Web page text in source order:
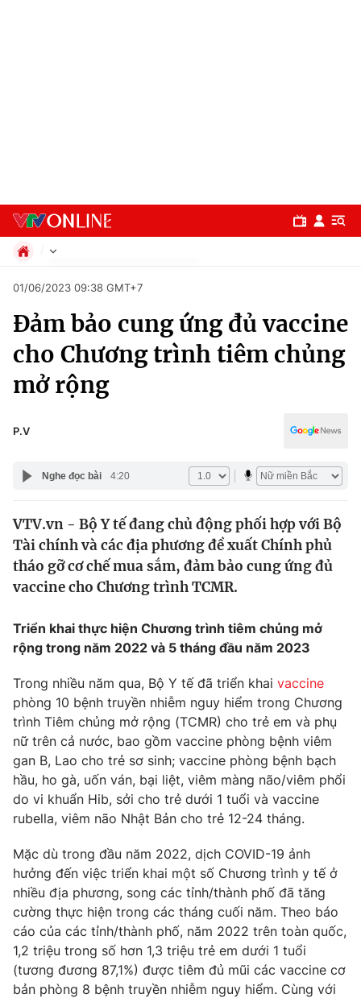
Chuyên mục
Chính trị
Thế giới
Tin tức
Thế giới đó đây
Câu chuyện quốc tế
Tài chính
Góc doanh nghiệp
Dữ liệu và đời sống
Truyền hình
Phim VTV
Hậu trường
Nhân vật
Khán giả
Giải sao mai
Giải trí
Điện ảnh
Âm nhạc
Đời sống
Du lịch
Làm đẹp
Chất lượng cuộc sống
Tuyển sinh
Học trực tuyến
Công nghệ
Hitech Công nghệ tương lai
Sản phẩm
Thị trường
Giao lưu trực tuyến
Lịch phát sóng
Xã hội
Pháp luật
Thể thao
Truyền hình
Văn hóa - Giải trí
Giáo dục
01/06/2023 09:38 GMT+7
Đảm bảo cung ứng đủ vaccine
cho Chương trình tiêm chủng
mở rộng
P.V
Nghe đọc bài 4:20
VTV.vn - Bộ Y tế đang chủ động phối hợp với Bộ
Tài chính và các địa phương đề xuất Chính phủ
tháo gỡ cơ chế mua sắm, đảm bảo cung ứng đủ
vaccine cho Chương trình TCMR.
Triển khai thực hiện Chương trình tiêm chủng mở
rộng trong năm 2022 và 5 tháng đầu năm 2023
Trong nhiều năm qua, Bộ Y tế đã triển khai vaccine
phòng 10 bệnh truyền nhiễm nguy hiểm trong Chương
trình Tiêm chủng mở rộng (TCMR) cho trẻ em và phụ
nữ trên cả nước, bao gồm vaccine phòng bệnh viêm
gan B, Lao cho trẻ sơ sinh; vaccine phòng bệnh bạch
hầu, ho gà, uốn ván, bại liệt, viêm màng não/viêm phổi
do vi khuẩn Hib, sởi cho trẻ dưới 1 tuổi và vaccine
rubella, viêm não Nhật Bản cho trẻ 12-24 tháng.
Mặc dù trong đầu năm 2022, dịch COVID-19 ảnh
hưởng đến việc triển khai một số Chương trình y tế ở
nhiều địa phương, song các tỉnh/thành phố đã tăng
cường thực hiện trong các tháng cuối năm. Theo báo
cáo của các tỉnh/thành phố, năm 2022 trên toàn quốc,
1,2 triệu trong số hơn 1,3 triệu trẻ em dưới 1 tuổi
(tương đương 87,1%) được tiêm đủ mũi các vaccine cơ
bản phòng 8 bệnh truyền nhiễm nguy hiểm. Cùng với